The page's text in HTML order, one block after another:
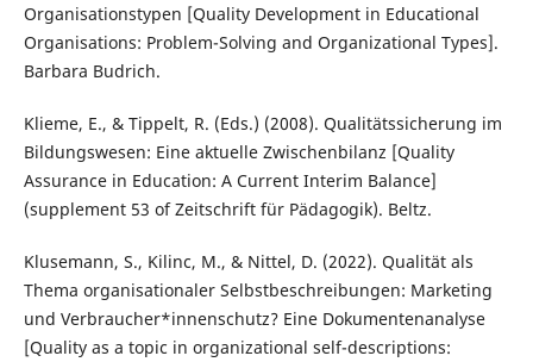
Organisationstypen [Quality Development in Educational
Organisations: Problem-Solving and Organizational Types].
Barbara Budrich.
Klieme, E., & Tippelt, R. (Eds.) (2008). Qualitätssicherung im
Bildungswesen: Eine aktuelle Zwischenbilanz [Quality
Assurance in Education: A Current Interim Balance]
(supplement 53 of Zeitschrift für Pädagogik). Beltz.
Klusemann, S., Kilinc, M., & Nittel, D. (2022). Qualität als
Thema organisationaler Selbstbeschreibungen: Marketing
und Verbraucher*innenschutz? Eine Dokumentenanalyse
[Quality as a topic in organizational self-descriptions: